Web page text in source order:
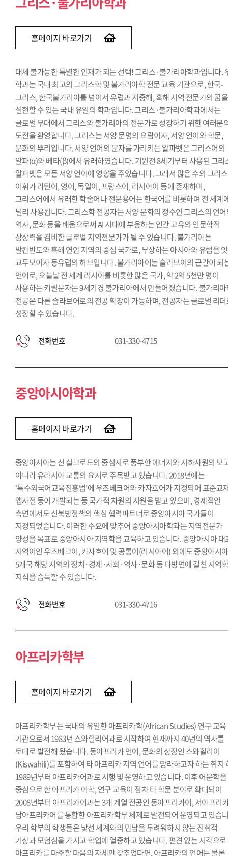
홈페이지 바로가기
대체 불가능한 특별한 인재가 되는 선택! 그리스·불가리아학과입니다.
학과는 국내 최고의 그리스학 및 불가리아학 전문 교육 기관으로, 한국-
그리스, 한국불가리아를 넘어서 유럽과 지중해, 흑해 지역 전문가의 꿈을
실현할 수 있는 국내 유일의 학과입니다. 그리스·불가리아학과에서는
글로벌 무대에서 그리스와 불가리아의 전문가로 성장하기 위한 여러분
도전을 환영합니다. 그리스는 서양 문명의 요람이자, 서양 언어와 학문,
문화의 뿌리입니다. 서양 언어의 문자를 가리키는 알파벳은 그리스어의
알파(α)와 베타(β)에서 유래하였습니다. 기원전 8세기부터 사용된 그리
알파벳은 모든 서양 언어에 영향을 주었습니다. 그래서 많은 수의 그리
어휘가 라틴어, 영어, 독일어, 프랑스어, 러시아어 등에 존재하며,
그리스어에서 유래한 학술어나 전문용어는 한국어를 비롯하여 전 세계
널리 사용됩니다. 그리스학 전공자는 서양 문화의 정수인 그리스의 언
역사, 문화 등을 배움으로써 AI 시대에 부응하는 인간 고유의 인문학적
상상력을 겸비한 글로벌 지역전문가가 될 수 있습니다. 불가리아는
발칸반도와 흑해 연안 지역의 중심 국가로, 부상하는 아시아와 유럽을
교두보이자 동유럽의 허브입니다. 불가리아어는 슬라브어의 근간이 되
언어로, 오늘날 전 세계 러시아를 비롯한 많은 국가, 약 2억 5천만 명이
사용하는 키릴문자는 9세기경 불가리아에서 만들어졌습니다. 불가리
전공은 다른 슬라브어로의 전공 확장이 가능하며, 전공자는 글로벌 리
성장할 수 있습니다.
전화번호 031-330-4715
중앙아시아학과
홈페이지 바로가기
중앙아시아는 신 실크로드의 중심지로 풍부한 에너지와 지하자원의 보
아니라 유라시아 교통의 요지로 주목받고 있습니다. 2018년에는
‘특수외국어교육진흥법’에 우즈베크어와 카자흐어가 지정되어 표준교
앱사전 등이 개발되는 등 국가적 차원의 지원을 받고 있으며, 경제적인
측면에서도 신북방정책의 핵심 협력파트너로 중앙아시아 국가들이
지정되었습니다. 이러한 수요에 맞추어 중앙아시아학과는 지역전문가
양성을 목표로 중앙아시아 지역학을 교육하고 있습니다. 중앙아시아 대
지역어인 우즈베크어, 카자흐어 및 공통어(러시아어) 외에도 중앙아시아
5개국 해당 지역의 정치·경제·사회·역사·문화 등 다방면에 걸친 지역
지식을 습득할 수 있습니다.
전화번호 031-330-4716
아프리카학부
홈페이지 바로가기
아프리카학부는 국내의 유일한 아프리카학(African Studies) 연구 교육
기관으로서 1983년 스와힐리어과로 시작하여 현재까지 40년의 역사를
토대로 발전해 왔습니다. 동아프리카 언어, 문화의 상징인 스와힐리어
(Kiswahili)를 포함하여 타 아프리카 지역 언어를 망라하고자 하는 취지
1989년부터 아프리카어과로 시행 및 운영하고 있습니다. 이후 어문학을
중심으로 한 아프리카 어학, 연구 교육이 점차 타 학문 분야로 확대되어
2008년부터 아프리카어과는 3개 계열 전공인 동아프리카어, 서아프리
남아프리카어를 통합한 아프리카학부 체제로 발전되어 운영되고 있습
우리 학부의 학생들은 낯선 세계와의 만남을 두려워하지 않는 진취적
기상과 모험심을 가지고 학업에 열중하고 있습니다. 편견 없는 시각으로
아프리카를 마주할 마음의 자세만 갖추었다면, 아프리카의 언어는 물론